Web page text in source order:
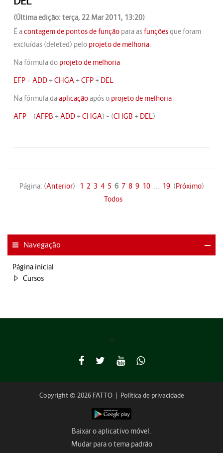
(Última edição: terça, 22 Mar 2011, 13:20)
É acontagem de pontos de funçãopara asfunçõesque foram
excluídas (deleted) pelo projeto de melhoria.
Na fórmula do projeto de melhoria
EFP= ADD+CHGA+CFP+ DEL
Na fórmula daaplicaçãoapós o projeto de melhoria
AFP= (AFPB +ADD+CHGA) – (CHGB + DEL)
Página: (Anterior) 1 2 3 4 5 6 7 8 9 10... 19(Próximo)
Todos
Navegação
Página inicial
Cursos
Copyright © 2026 FATTO | Política de privacidade
Baixar o aplicativo móvel.
Mudar para o tema padrão